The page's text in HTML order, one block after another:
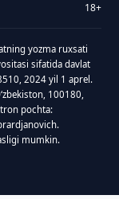
18+
yozma ruxsati
sifatida davlat
2024 yil 1 aprel.
100180,
pochta:
mumkin.